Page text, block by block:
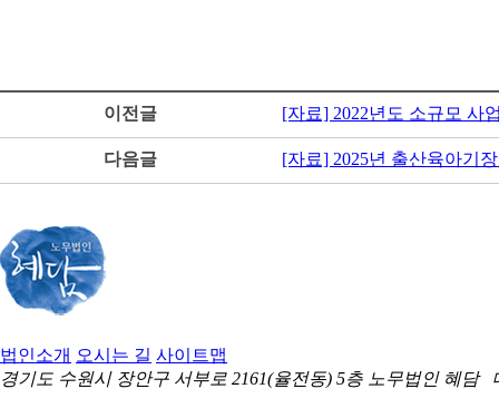
이전글 [자료] 2022년도 소규모 사
다음글 [자료] 2025년 출산육아기
법인소개 오시는 길 사이트맵
경기도 수원시 장안구 서부로 2161(율전동) 5층 노무법인 혜담